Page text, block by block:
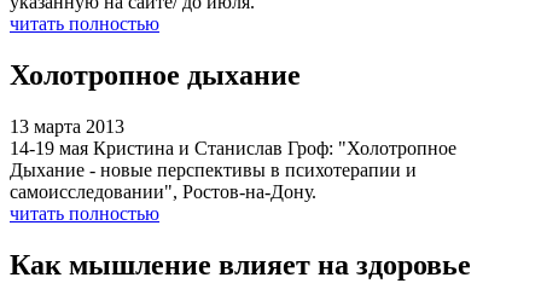
читать полностью
Холотропное дыхание
13 марта 2013
14-19 мая Кристина и Станислав Гроф: "Холотропное
Дыхание - новые перспективы в психотерапии и
самоисследовании", Ростов-на-Дону.
читать полностью
Как мышление влияет на здоровье